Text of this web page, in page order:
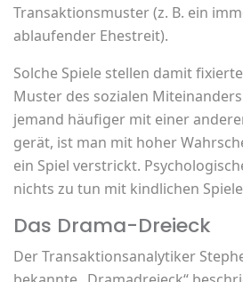
Transaktionsmuster (z. B. ein
ablaufender Ehestreit).
Solche Spiele stellen damit
Muster des sozialen
jemand häufiger mit einer
gerät, ist man mit hoher
ein Spiel verstrickt.
nichts zu tun mit kindlichen
Das Drama-Dreieck
Der Transaktionsanalytiker